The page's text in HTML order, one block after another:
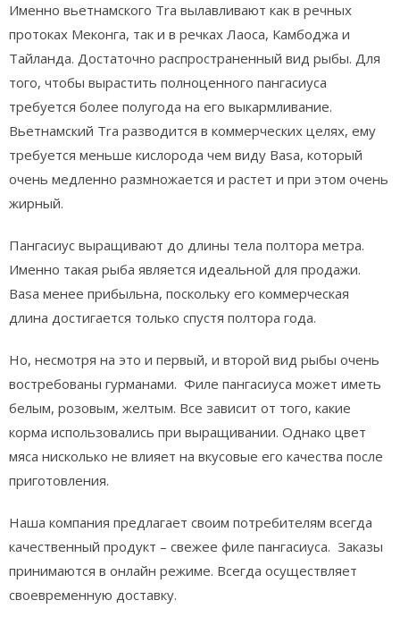
Именно вьетнамского Tra вылавливают как в речных
протоках Меконга, так и в речках Лаоса, Камбоджа и
Тайланда. Достаточно распространенный вид рыбы. Для
того, чтобы вырастить полноценного пангасиуса
требуется более полугода на его выкармливание.
Вьетнамский Tra разводится в коммерческих целях, ему
требуется меньше кислорода чем виду Basa, который
очень медленно размножается и растет и при этом очень
жирный.
Пангасиус выращивают до длины тела полтора метра.
Именно такая рыба является идеальной для продажи.
Basa менее прибыльна, поскольку его коммерческая
длина достигается только спустя полтора года.
Но, несмотря на это и первый, и второй вид рыбы очень
востребованы гурманами. Филе пангасиуса может иметь
белым, розовым, желтым. Все зависит от того, какие
корма использовались при выращивании. Однако цвет
мяса нисколько не влияет на вкусовые его качества после
приготовления.
Наша компания предлагает своим потребителям всегда
качественный продукт – свежее филе пангасиуса. Заказы
принимаются в онлайн режиме. Всегда осуществляет
своевременную доставку.